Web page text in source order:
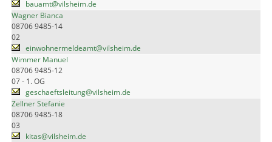
bauamt@vilsheim.de
Wagner Bianca
08706 9485-14
02
einwohnermeldeamt@vilsheim.de
Wimmer Manuel
08706 9485-12
07 - 1. OG
geschaeftsleitung@vilsheim.de
Zellner Stefanie
08706 9485-18
03
kitas@vilsheim.de